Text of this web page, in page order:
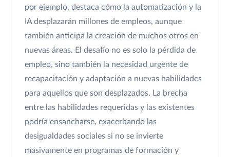
por ejemplo, destaca cómo la automatización y la
IA desplazarán millones de empleos, aunque
también anticipa la creación de muchos otros en
nuevas áreas. El desafío no es solo la pérdida de
empleo, sino también la necesidad urgente de
recapacitación y adaptación a nuevas habilidades
para aquellos que son desplazados. La brecha
entre las habilidades requeridas y las existentes
podría ensancharse, exacerbando las
desigualdades sociales si no se invierte
masivamente en programas de formación y